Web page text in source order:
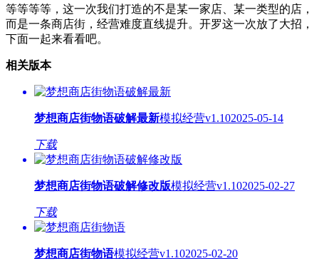
等等等等，这一次我们打造的不是某一家店、某一类型的店，
而是一条商店街，经营难度直线提升。开罗这一次放了大招，
下面一起来看看吧。
相关版本
梦想商店街物语破解最新模拟经营v1.102025-05-14
下载
梦想商店街物语破解修改版模拟经营v1.102025-02-27
下载
梦想商店街物语模拟经营v1.102025-02-20